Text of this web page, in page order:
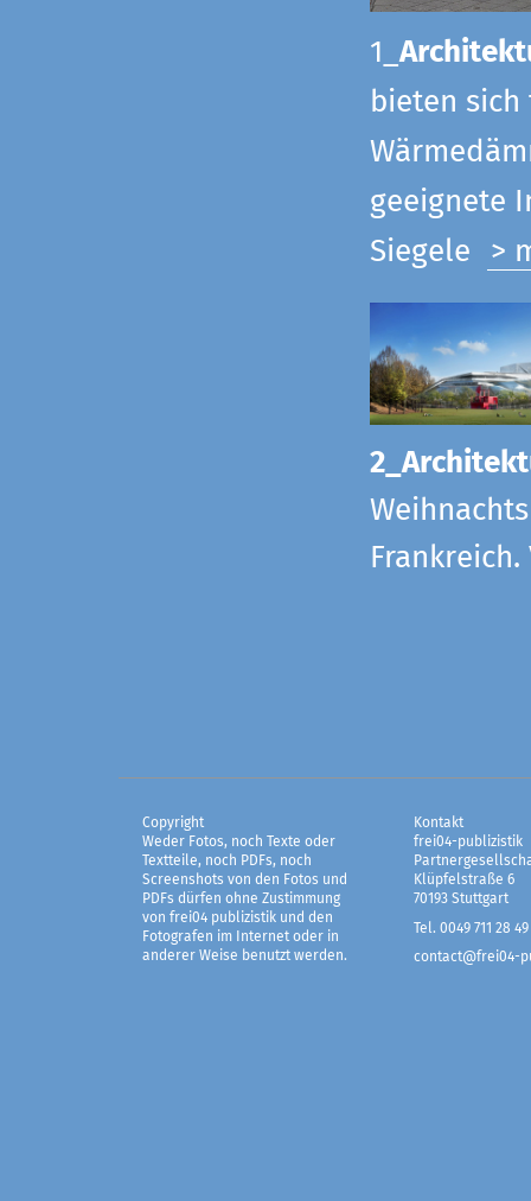
1_
bieten
geeignete
Siegele >
Copyright
Weder Fotos, noch Texte oder
Textteile, noch PDFs, noch
Screenshots von den Fotos und
PDFs dürfen ohne Zustimmung
von frei04 publizistik und den
Fotografen im Internet oder in
anderer Weise benutzt werden.
Kontakt
frei04-publizistik
Klüpfelstraße 6
70193 Stuttgart
Tel. 0049 711 28 49
contact@frei04-